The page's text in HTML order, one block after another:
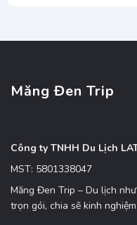
Măng Đen Trip
Công ty TNHH Du Lịch
MST: 5801338047
Măng Đen Trip – Du lịch
trọn gói, chia sẽ kinh